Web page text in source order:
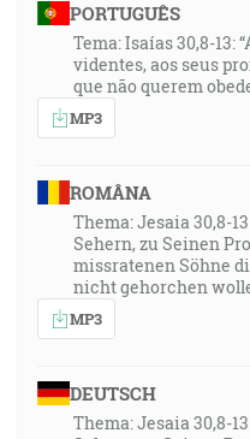
PORTUGUÊS
Tema: Isaías 30,8-13:
videntes, aos seus
que não querem
MP3
ROMÂNA
Thema: Jesaia 30,8-
Sehern, zu Seinen
missratenen Söhne
nicht gehorchen
MP3
DEUTSCH
Thema: Jesaia 30,8-